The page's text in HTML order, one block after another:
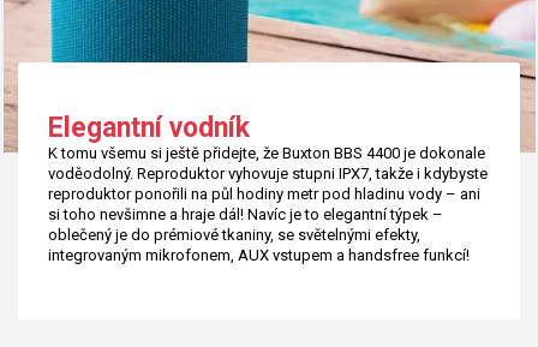
Elegantní vodník
K tomu všemu si ještě přidejte, že Buxton BBS 4400 je dokonale
voděodolný. Reproduktor vyhovuje stupni IPX7, takže i kdybyste
reproduktor ponořili na půl hodiny metr pod hladinu vody – ani
si toho nevšimne a hraje dál! Navíc je to elegantní týpek –
oblečený je do prémiové tkaniny, se světelnými efekty,
integrovaným mikrofonem, AUX vstupem a handsfree funkcí!